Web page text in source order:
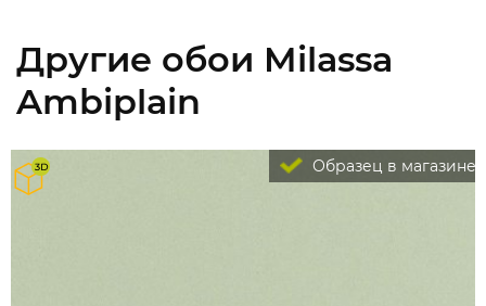
Другие обои Milassa
Ambiplain
Образец в магазине